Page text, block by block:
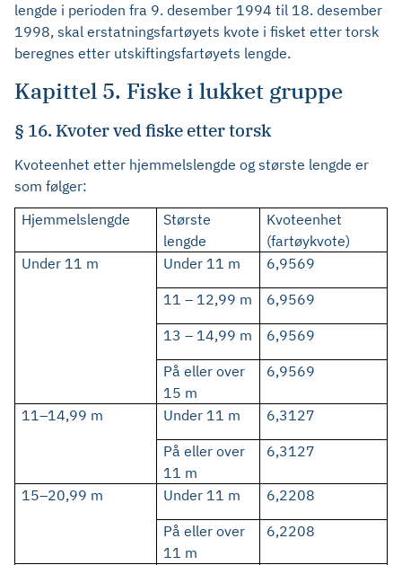
lengde i perioden fra 9. desember 1994 til 18. desember
1998, skal erstatningsfartøyets kvote i fisket etter torsk
beregnes etter utskiftingsfartøyets lengde.
Kapittel 5. Fiske i lukket gruppe
§ 16. Kvoter ved fiske etter torsk
Kvoteenhet etter hjemmelslengde og største lengde er
som følger:
Hjemmelslengde
Største
lengde
Kvoteenhet
(fartøykvote)
Under 11 m
Under 11 m
6,9569
11 – 12,99 m
6,9569
13 – 14,99 m
6,9569
På eller over
15 m
6,9569
11–14,99 m Under 11 m
6,3127
På eller over
11 m
6,3127
15–20,99 m Under 11 m
6,2208
På eller over
11 m
6,2208